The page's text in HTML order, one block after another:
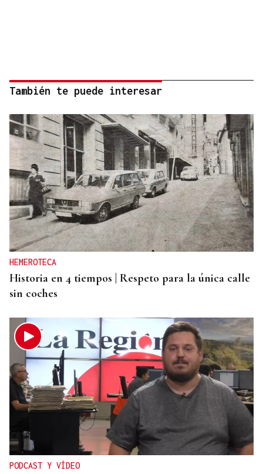
También te puede interesar
HEMEROTECA
Historia en 4 tiempos | Respeto para la única calle
sin coches
PODCAST Y VÍDEO